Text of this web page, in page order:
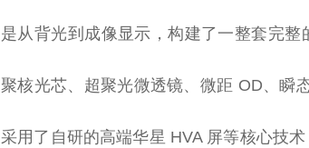
是从背光到成像显示，构建了一整套完整
聚核光芯、超聚光微透镜、 微距 OD、瞬
采用了自研的高端华星 HVA 屏等核心技